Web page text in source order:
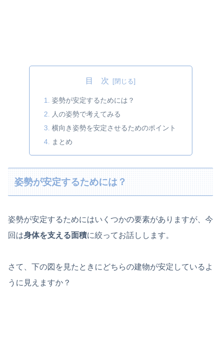
目 次
姿勢が安定するためには？
人の姿勢で考えてみる
横向き姿勢を安定させるためのポイント
まとめ
姿勢が安定するためには？
姿勢が安定するためにはいくつかの要素がありますが、今
回は身体を支える面積に絞ってお話しします。
さて、下の図を見たときにどちらの建物が安定しているよ
うに見えますか？